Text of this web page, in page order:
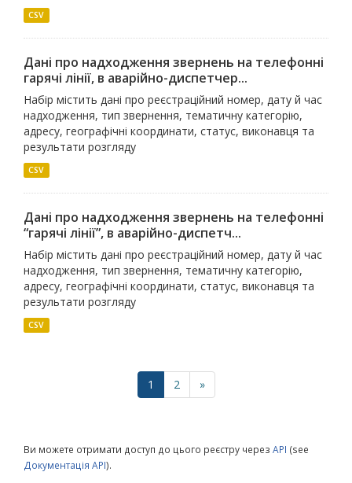
CSV
Дані про надходження звернень на телефонні
гарячі лінії, в аварійно-диспетчер...
Набір містить дані про реєстраційний номер, дату й час
надходження, тип звернення, тематичну категорію,
адресу, географічні координати, статус, виконавця та
результати розгляду
CSV
Дані про надходження звернень на телефонні
“гарячі лінії”, в аварійно-диспетч...
Набір містить дані про реєстраційний номер, дату й час
надходження, тип звернення, тематичну категорію,
адресу, географічні координати, статус, виконавця та
результати розгляду
CSV
1 2 »
Ви можете отримати доступ до цього реєстру через API (see
Документація API).